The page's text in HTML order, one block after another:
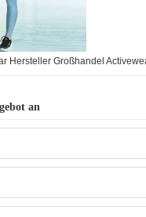
Hersteller Großhandel
an